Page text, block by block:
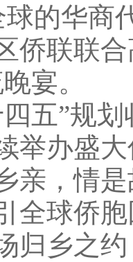
球的华商
侨联联
宴。
”规划
举办盛
，情是
全球侨
归乡之